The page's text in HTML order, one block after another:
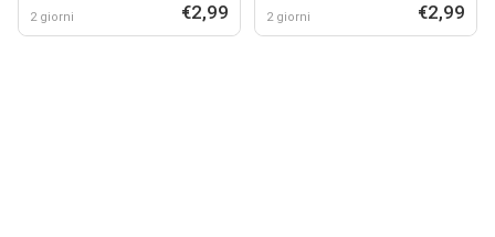
2 giorni €2,99 2 giorni €2,99